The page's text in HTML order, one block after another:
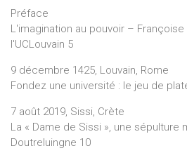
Préface
L'imagination au pouvoir –
l'UCLouvain 5
9 décembre 1425, Louvain, Rome
Fondez une université : le jeu de
7 août 2019, Sissi, Crète
La « Dame de Sissi », une sépulture
Doutreluingne 10